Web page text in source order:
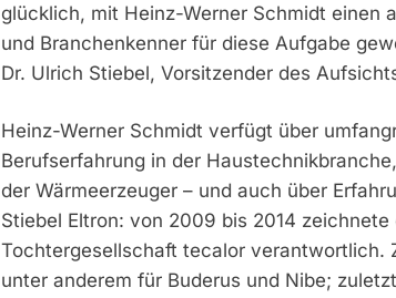
glücklich, mit Heinz-Werner Schmidt einen
und Branchenkenner für diese Aufgabe
Dr. Ulrich Stiebel, Vorsitzender des
Heinz-Werner Schmidt verfügt über
Berufserfahrung in der
der Wärmeerzeuger – und auch über
Stiebel Eltron: von 2009 bis 2014 zeichnete
Tochtergesellschaft tecalor verantwortlich.
unter anderem für Buderus und Nibe;